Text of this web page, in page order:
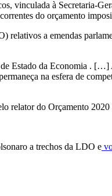
vinculada à Secretaria-
do orçamento
relativos a emendas
Estado da Economia .
na esfera de
relator do Orçamento
a trechos da LDO e